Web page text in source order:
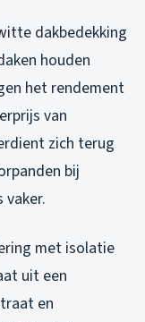
dakbedekking
houden
het rendement
van
zich terug
bij
met isolatie
uit een
en